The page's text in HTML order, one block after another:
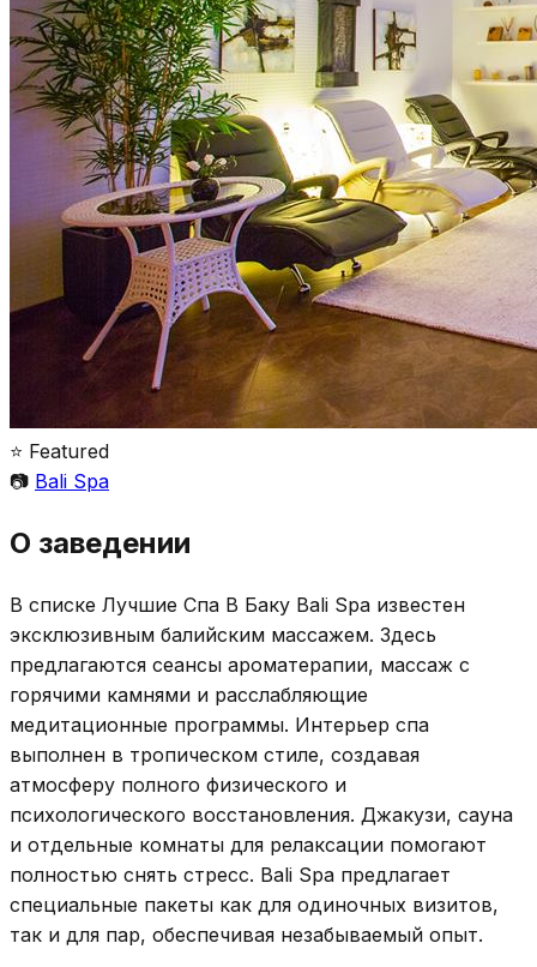
⭐ Featured
📷 Bali Spa
О заведении
В списке Лучшие Спа В Баку Bali Spa известен
эксклюзивным балийским массажем. Здесь
предлагаются сеансы ароматерапии, массаж с
горячими камнями и расслабляющие
медитационные программы. Интерьер спа
выполнен в тропическом стиле, создавая
атмосферу полного физического и
психологического восстановления. Джакузи, сауна
и отдельные комнаты для релаксации помогают
полностью снять стресс. Bali Spa предлагает
специальные пакеты как для одиночных визитов,
так и для пар, обеспечивая незабываемый опыт.